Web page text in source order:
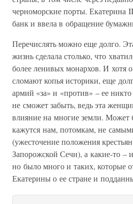
черноморские порты. Екатерина
банк и ввела в обращение
Перечислять можно еще долго.
жизнь сделала столько, что
более ленивых монархов. И хотя
сломают копья историки, еще
армий «за» и «против» – ее никто
не сможет забыть, ведь эта
влияние на многие земли. Может
кажутся нам, потомкам, не
(ужесточение положения
Запорожской Сечи), а какие-то –
но было много и таких, которые
Екатерины о ее стране и